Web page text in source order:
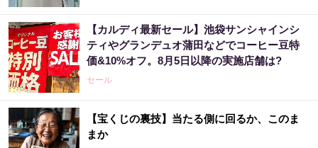
【カルディ最新セール】池袋サンシャインシ
ティやグランデュオ蒲田などでコーヒー豆特
価&10%オフ。8月5日以降の実施店舗は?
セール
【宝くじの裏技】当たる側に回るか、このま
まか